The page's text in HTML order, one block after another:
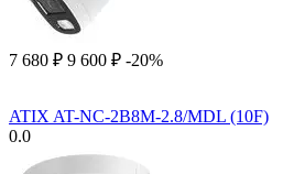
7 680 ₽ 9 600 ₽ -20%
ATIX AT-NC-2B8M-2.8/MDL (10F)
0.0